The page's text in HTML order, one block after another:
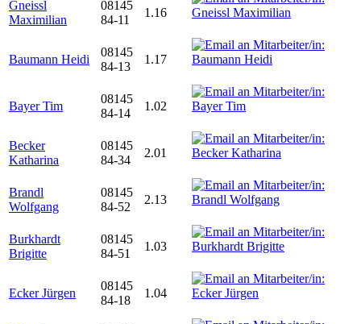
Gneissl
Maximilian
08145
84-11
1.16
Baumann Heidi
08145
84-13
1.17
Bayer Tim
08145
84-14
1.02
Becker
Katharina
08145
84-34
2.01
Brandl
Wolfgang
08145
84-52
2.13
Burkhardt
Brigitte
08145
84-51
1.03
Ecker Jürgen
08145
84-18
1.04